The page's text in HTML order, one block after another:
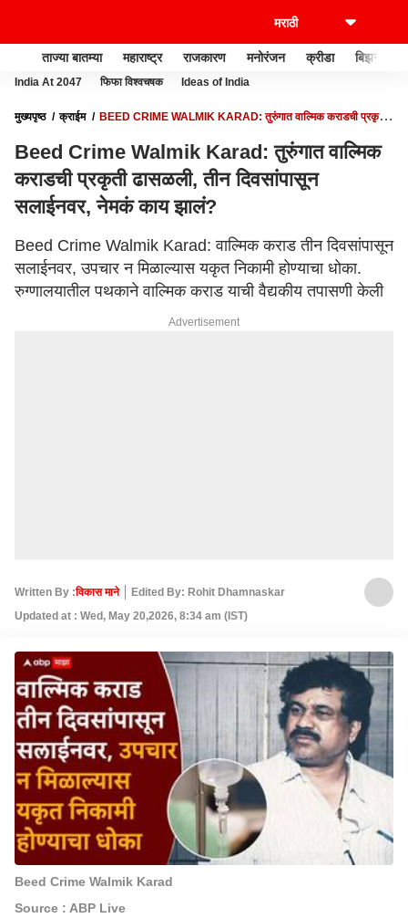
ताज्या बातम्या महाराष्ट्र राजकारण मनोरंजन क्रीडा बिझनेस
India At 2047 फिफा विश्वचषक Ideas of India
मुख्यपृष्ठ क्राईम
BEED CRIME WALMIK KARAD: तुरुंगात वाल्मिक कराडची प्रकृती
Beed Crime Walmik Karad: तुरुंगात वाल्मिक
कराडची प्रकृती ढासळली, तीन दिवसांपासून
सलाईनवर, नेमकं काय झालं?
Beed Crime Walmik Karad: वाल्मिक कराड तीन दिवसांपासून
सलाईनवर, उपचार न मिळाल्यास यकृत निकामी होण्याचा धोका.
रुग्णालयातील पथकाने वाल्मिक कराड याची वैद्यकीय तपासणी केली
Advertisement
Written By :विकास माने
Edited By: Rohit Dhamnaskar
Updated at : Wed, May 20,2026, 8:34 am (IST)
Beed Crime Walmik Karad
Source : ABP Live